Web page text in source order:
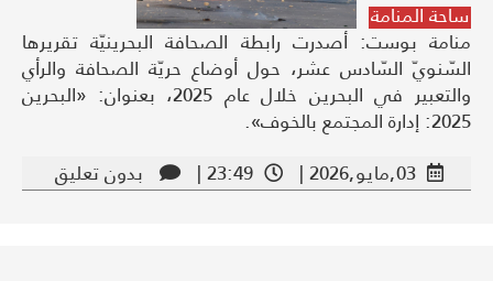
ساحة المنامة
منامة بوست: أصدرت رابطة الصحافة البحرينيّة تقريرها
السّنويّ السّادس عشر، حول أوضاع حريّة الصحافة والرأي
والتعبير في البحرين خلال عام 2025، بعنوان: «البحرين
2025: إدارة المجتمع بالخوف».
03,مايو,2026 |
23:49 | بدون تعليق